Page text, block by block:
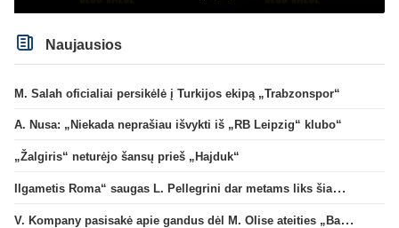
Naujausios
M. Salah oficialiai persikėlė į Turkijos ekipą „Trabzonspor“
A. Nusa: „Niekada neprašiau išvykti iš „RB Leipzig“ klubo“
„Žalgiris“ neturėjo šansų prieš „Hajduk“
Ilgametis Roma“ saugas L. Pellegrini dar metams liks šiame klube
V. Kompany pasisakė apie gandus dėl M. Olise ateities „Bayern“ gretose